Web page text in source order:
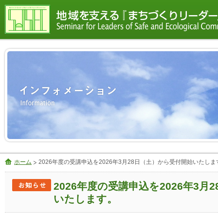
ホーム 2026年度の受講申込を2026年3月28日（土）から受付開始いたしま
2026年度の受講申込を2026年3月
いたします。